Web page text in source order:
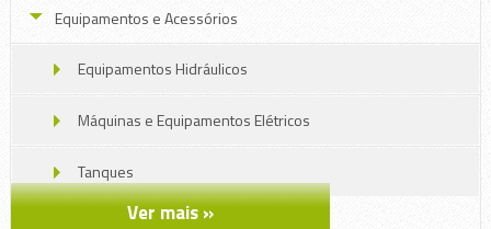
Equipamentos e Acessórios
Equipamentos Hidráulicos
Máquinas e Equipamentos Elétricos
Tanques
Ver mais »